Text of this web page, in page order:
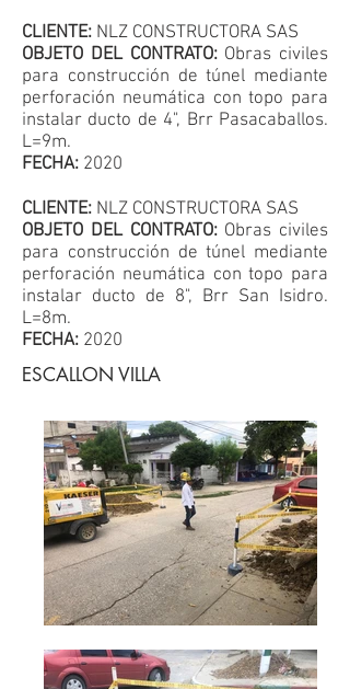
CLIENTE: NLZ CONSTRUCTORA SAS
OBJETO DEL CONTRATO: Obras civiles
para construcción de túnel mediante
perforación neumática con topo para
instalar ducto de 4", Brr Pasacaballos.
L=9m.
FECHA: 2020
CLIENTE: NLZ CONSTRUCTORA SAS
OBJETO DEL CONTRATO: Obras civiles
para construcción de túnel mediante
perforación neumática con topo para
instalar ducto de 8", Brr San Isidro.
L=8m.
FECHA: 2020
ESCALLON VILLA